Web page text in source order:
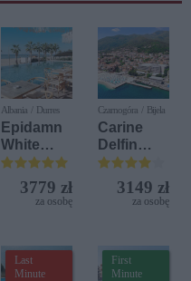
Albania / Durres
Epidamn
White
Sensation
3779 zł
za osobę
Czarnogóra / Bijela
Carine
Delfin
Bijela (ex.
Iberostar
Bijela
3149 zł
za osobę
Last
Minute
First
Minute